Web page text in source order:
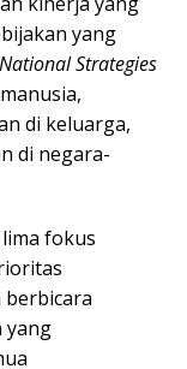
yang
National Strategies
di keluarga,
di negara-
fokus
yang